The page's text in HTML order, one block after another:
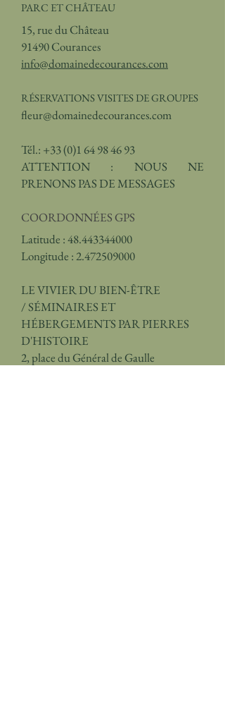
PARC ET CHÂTEAU
15, rue du Château
91490 Courances
info@domainedecourances.com
RÉSERVATIONS VISITES DE GROUPES
fleur@domainedecourances.com
Tél.: +33 (0)1 64 98 46 93
ATTENTION : NOUS NE
PRENONS PAS DE MESSAGES
COORDONNÉES GPS
Latitude :48.443344000
Longitude : 2.472509000
LE VIVIER DU BIEN-ÊTRE
/SÉMINAIRES ET
HÉBERGEMENTS PAR PIERRES
D'HISTOIRE
2, place du Général de Gaulle